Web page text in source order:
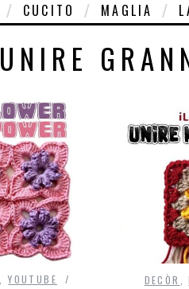
CUCITO MAGLIA
UNIRE
,YOUTUBE
DECÒR ,